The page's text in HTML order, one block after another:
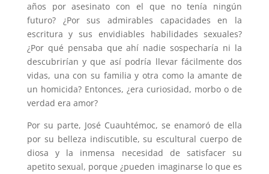
años por asesinato con el que no tenía ningún
futuro? ¿Por sus admirables capacidades en la
escritura y sus envidiables habilidades sexuales?
¿Por qué pensaba que ahí nadie sospecharía ni la
descubrirían y que así podría llevar fácilmente dos
vidas, una con su familia y otra como la amante de
un homicida? Entonces, ¿era curiosidad, morbo o de
verdad era amor?
Por su parte, José Cuauhtémoc, se enamoró de ella
por su belleza indiscutible, su escultural cuerpo de
diosa y la inmensa necesidad de satisfacer su
apetito sexual, porque ¿pueden imaginarse lo que es